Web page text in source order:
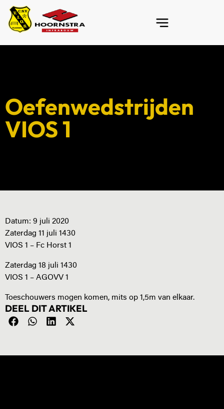
Oefenwedstrijden
VIOS 1
Datum: 9 juli 2020
Zaterdag 11 juli 1430
VIOS 1 – Fc Horst 1
Zaterdag 18 juli 1430
VIOS 1 – AGOVV 1
Toeschouwers mogen komen, mits op 1,5m van elkaar.
DEEL DIT ARTIKEL